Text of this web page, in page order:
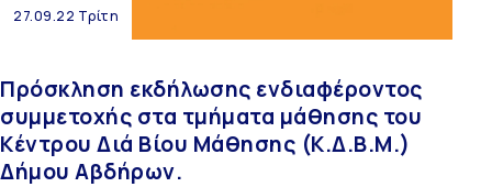
27.09.22 Τρίτη
Πρόσκληση εκδήλωσης ενδιαφέροντος
συμμετοχής στα τμήματα μάθησης του
Κέντρου Διά Βίου Μάθησης (Κ.Δ.Β.Μ.)
Δήμου Αβδήρων.